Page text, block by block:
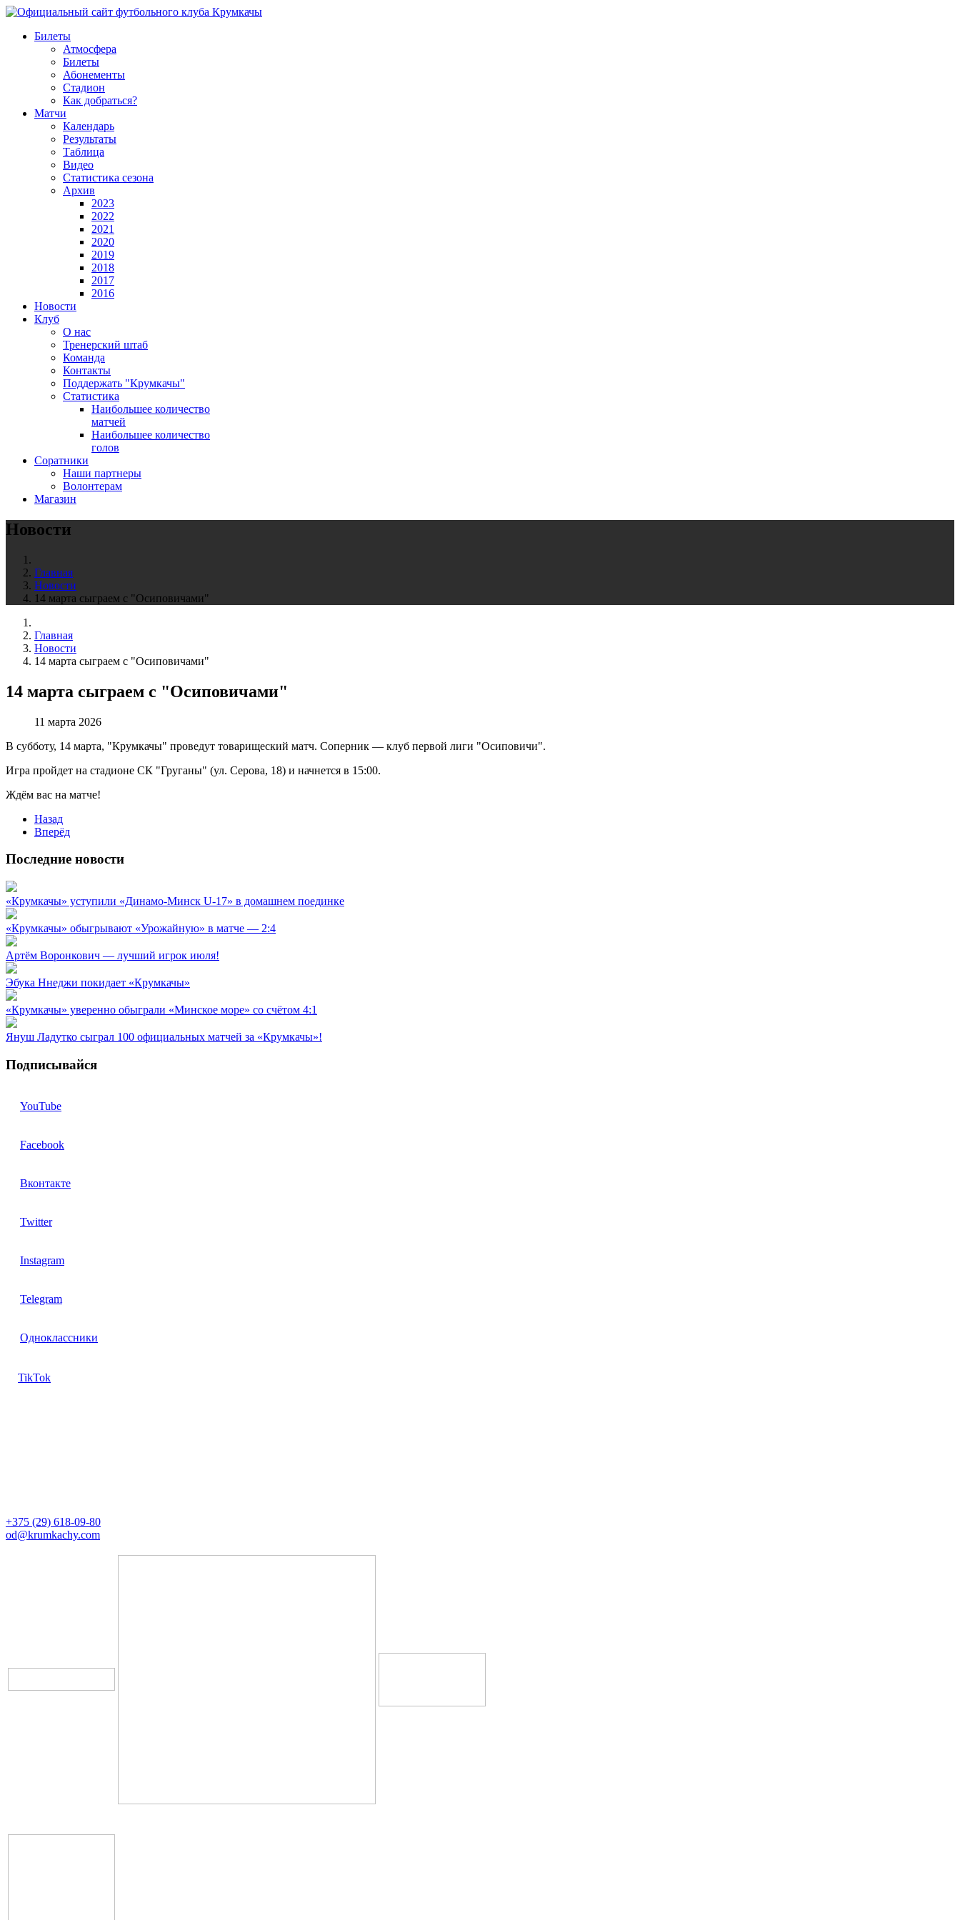
Билеты
Атмосфера
Билеты
Абонементы
Стадион
Как добраться?
Матчи
Календарь
Результаты
Таблица
Видео
Статистика сезона
Архив
2023
2022
2021
2020
2019
2018
2017
2016
Новости
Клуб
О нас
Тренерский штаб
Команда
Контакты
Поддержать "Крумкачы"
Статистика
Наибольшее количество
матчей
Наибольшее количество
голов
Соратники
Наши партнеры
Волонтерам
Магазин
Новости
Главная
Новости
14 марта сыграем с "Осиповичами"
Главная
Новости
14 марта сыграем с "Осиповичами"
14 марта сыграем с "Осиповичами"
11 марта 2026
В субботу, 14 марта, "Крумкачы" проведут товарищеский матч. Соперник — клуб первой лиги "Осиповичи".
Игра пройдет на стадионе СК "Груганы" (ул. Серова, 18) и начнется в 15:00.
Ждём вас на матче!
Назад
Вперёд
Последние новости
«Крумкачы» уступили «Динамо-Минск U-17» в домашнем поединке
«Крумкачы» обыгрывают «Урожайную» в матче — 2:4
Артём Воронкович — лучший игрок июля!
Эбука Ннеджи покидает «Крумкачы»
«Крумкачы» уверенно обыграли «Минское море» со счётом 4:1
Януш Ладутко сыграл 100 официальных матчей за «Крумкачы»!
Подписывайся
YouTube
Facebook
Вконтакте
Twitter
Instagram
Telegram
Одноклассники
TikTok
+375 (29) 618-09-80
od@krumkachy.com